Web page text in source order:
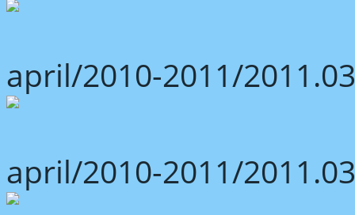
april/2010-2011/
april/2010-2011/